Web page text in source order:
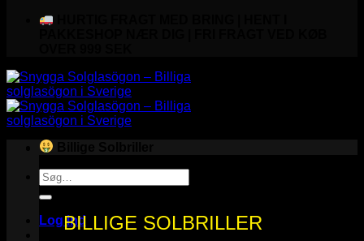
Søg
efter:
Log indBILLIGE SOLBRILLER